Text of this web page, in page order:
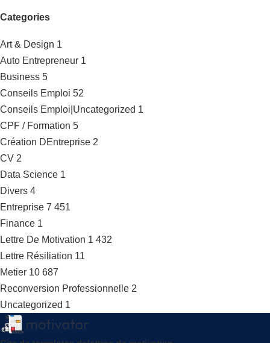
Categories
Art & Design 1
Auto Entrepreneur 1
Business 5
Conseils Emploi 52
Conseils Emploi|Uncategorized 1
CPF / Formation 5
Création DEntreprise 2
CV 2
Data Science 1
Divers 4
Entreprise 7 451
Finance 1
Lettre De Motivation 1 432
Lettre Résiliation 11
Metier 10 687
Reconversion Professionnelle 2
Uncategorized 1